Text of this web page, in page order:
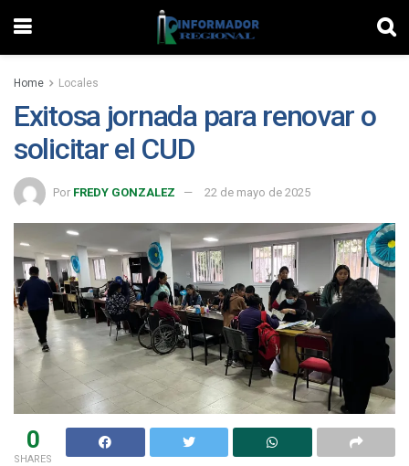
Home Locales
Exitosa jornada para renovar o
solicitar el CUD
Por FREDY GONZALEZ 22 de mayo de 2025
0
SHARES